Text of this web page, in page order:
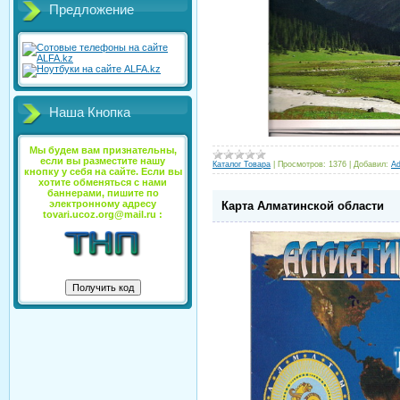
Предложение
Наша Кнопка
Мы будем вам признательны,
если вы разместите нашу
кнопку у себя на сайте. Если вы
хотите обменяться с нами
баннерами, пишите по
электронному адресу
tovari.ucoz.org@mail.ru :
Каталог Товара Просмотров: 1376 Добавил:
Карта Алматинской области